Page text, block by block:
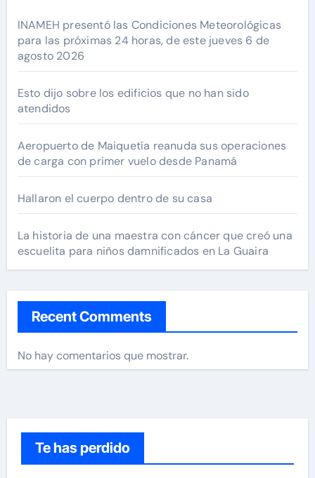
INAMEH presentó las Condiciones Meteorológicas
para las próximas 24 horas, de este jueves 6 de
agosto 2026
Esto dijo sobre los edificios que no han sido
atendidos
Aeropuerto de Maiquetía reanuda sus operaciones
de carga con primer vuelo desde Panamá
Hallaron el cuerpo dentro de su casa
La historia de una maestra con cáncer que creó una
escuelita para niños damnificados en La Guaira
Recent Comments
No hay comentarios que mostrar.
Te has perdido